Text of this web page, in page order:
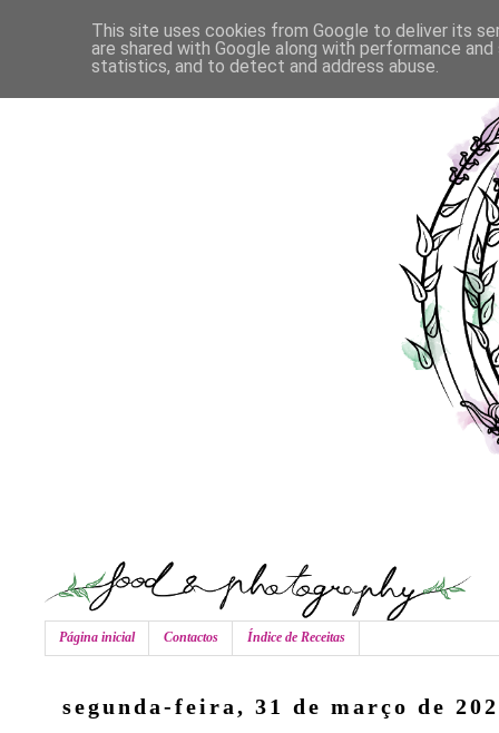
Página inicial Contactos Índice de Receitas
segunda-feira, 31 de março de
This site uses cookies from Google to deliver its
are shared with Google along with performance
statistics, and to detect and address abuse.